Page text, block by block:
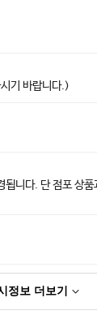
기 바랍니다.)
니다. 단 점포 상
정보 더보기